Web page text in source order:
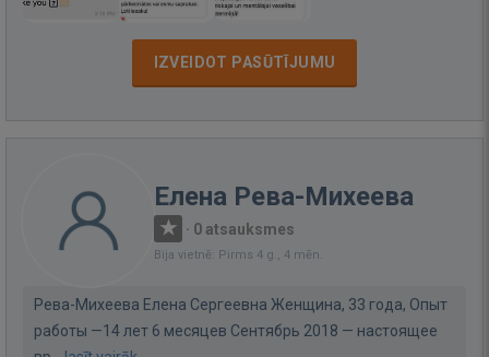
IZVEIDOT PASŪTĪJUMU
Елена Рева-Михеева
· 0 atsauksmes
Bija vietnē: Pirms 4 g., 4 mēn.
Рева-Михеева Елена Сергеевна Женщина, 33 года, Опыт
работы —14 лет 6 месяцев Сентябрь 2018 — настоящее